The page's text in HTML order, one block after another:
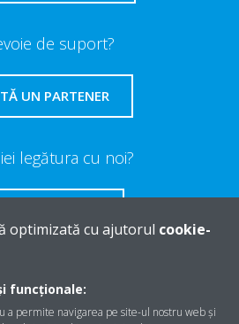
de suport?
UN PARTENER
legătura cu noi?
optimizată cu ajutorul cookie-
funcționale:
a permite navigarea pe site-ul nostru web și